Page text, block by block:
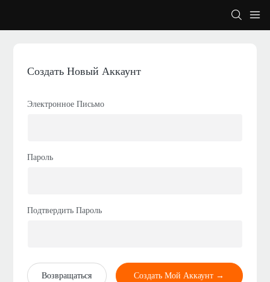
Создать Новый Аккаунт
Электронное Письмо
Пароль
Подтвердить Пароль
Возвращаться Создать Мой Аккаунт →